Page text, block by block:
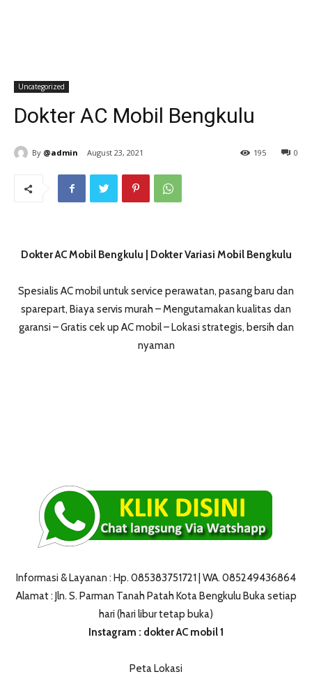
Uncategorized
Dokter AC Mobil Bengkulu
By @admin August 23, 2021 0
195
Dokter AC Mobil Bengkulu | Dokter Variasi Mobil Bengkulu
Spesialis AC mobil untuk service perawatan, pasang baru dan
sparepart, Biaya servis murah – Mengutamakan kualitas dan
garansi – Gratis cek up AC mobil – Lokasi strategis, bersih dan
nyaman
Informasi & Layanan : Hp. 085383751721 | WA. 085249436864
Alamat : Jln. S. Parman Tanah Patah Kota Bengkulu Buka setiap
hari (hari libur tetap buka)
Instagram : dokter AC mobil 1
Peta Lokasi